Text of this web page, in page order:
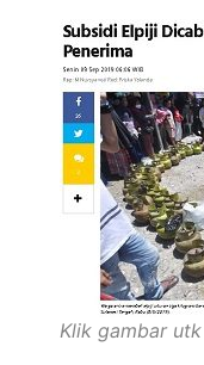
Klik gambar